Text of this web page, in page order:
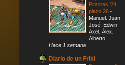
Pintores '24,
plazo 26 -
Manuel. Juan.
José. Edwin.
Axel. Álex.
Alberto.
Hace 1 semana
Diario de un Friki